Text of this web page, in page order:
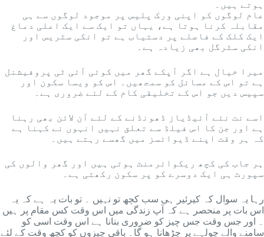
ہوتے ہیں۔
عام لوگوں کو اپنی ورک پلیس پر موجود لوگوں سے ہی
مقابلہ کرنا ہوتا ہے، یہاں تو ایک سے ایک اعلی دماغ
ایک کلک کے فاصلے پر دستیاب ہے تو انکی سٹریس اور
انکی سٹرگل بھی زیادہ ہے۔
میرا خیال ہے اگر آپکے گھر میں کوئی آئی ٹی پروفیشنل
ہے تو اس کے مسائل کو سمجھیں۔ اس کو ویسا سکون اور
سپیس دیں جو اس کے تخلیقی کام کے لئے ضروری ہے۔
اسے نت نئے آئیڈیاز ڈھونڈنے کے لئے آن لائن بھی رہنا
ہے اور جن کا اس فیلڈ سے تعلق نہیں انہوں نے کہنا ہے
کہ ہر وقت اپنے ڈیوائسز میں گھسے رہتے ہیں۔
ہر جاب کی کچھ ریکوائرمنٹ ہوتی ہیں اور گھر والوں کی
سپورٹ ہی ایک دوسرے کو پر سکون رکھتی ہے۔
رہا یہ سوال کہ کیرئیر ہی سب کچھ تو نہیں ۔ تو بات یہ ہے کہ یہ
اس بات پر منحصر ہے کہ آپ زندگی میں اس وقت کس مقام پر ہیں
۔ اور جس وقت جس چیز کو ضروری بنانا ہے اس وقت اسی کو
سامنے والے چولہے پر چڑھانا ہو گا۔ باقی چیزوں کو کچھ وقت کے لئے